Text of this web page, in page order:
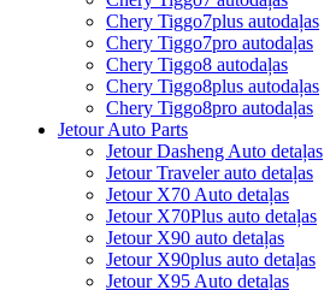
Chery Tiggo7plus autodaļas
Chery Tiggo7pro autodaļas
Chery Tiggo8 autodaļas
Chery Tiggo8plus autodaļas
Chery Tiggo8pro autodaļas
Jetour Auto Parts
Jetour Dasheng Auto detaļas
Jetour Traveler auto detaļas
Jetour X70 Auto detaļas
Jetour X70Plus auto detaļas
Jetour X90 auto detaļas
Jetour X90plus auto detaļas
Jetour X95 Auto detaļas